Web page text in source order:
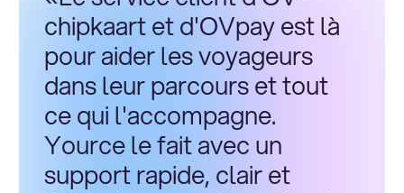
chipkaart et d'OVpay est là
pour aider les voyageurs
dans leur parcours et tout
ce qui l'accompagne.
Yource le fait avec un
support rapide, clair et